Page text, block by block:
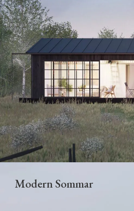
Modern Sommar